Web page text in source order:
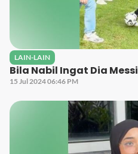
LAIN-LAIN
Bila Nabil Ingat Dia Messi
15 Jul 2024 06:46 PM